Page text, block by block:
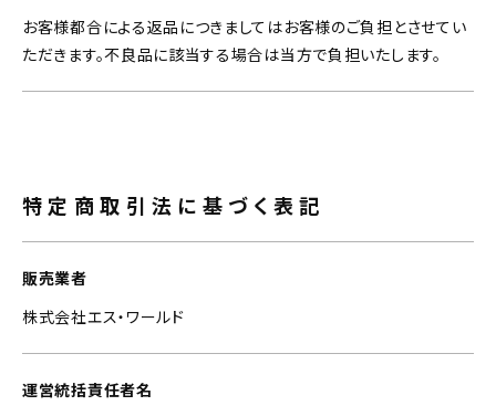
お客様都合による返品につきましてはお客様のご負担とさせてい
ただきます。不良品に該当する場合は当方で負担いたします。
特定商取引法に基づく表記
販売業者
株式会社エス・ワールド
運営統括責任者名